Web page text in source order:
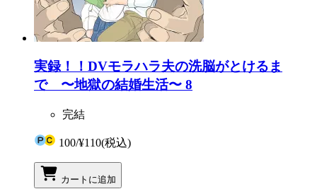
実録！！DVモラハラ夫の洗脳がとけるま
で 〜地獄の結婚生活〜 8
完結
100/¥110(税込)
カートに追加